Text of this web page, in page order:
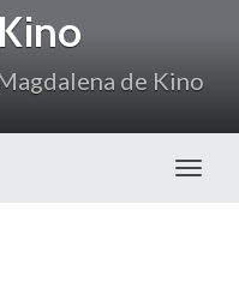
de Kino